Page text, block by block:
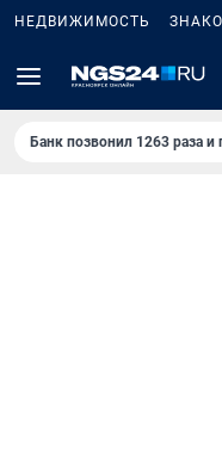
НЕДВИЖИМОСТЬ
Банк позвонил 1263 раза